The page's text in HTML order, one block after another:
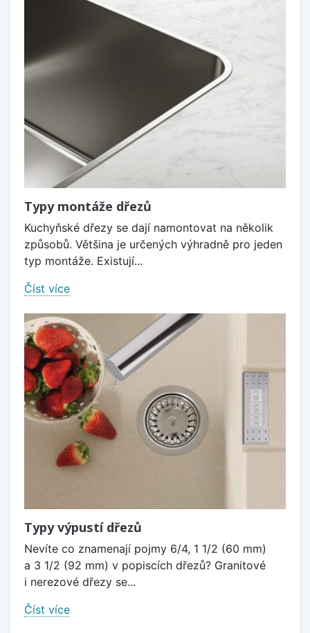
Typy montáže dřezů
Kuchyňské dřezy se dají namontovat na několik
způsobů. Většina je určených výhradně pro jeden
typ montáže. Existují...
Číst více
Typy výpustí dřezů
Nevíte co znamenají pojmy 6/4, 1 1/2 (60 mm)
a 3 1/2 (92 mm) v popiscích dřezů? Granitové
i nerezové dřezy se...
Číst více